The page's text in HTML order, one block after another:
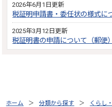
2026年6月1日更新
税証明申請書・委任状の様式に
2025年3月12日更新
税証明書の申請について（郵便）
ホーム 分類から探す くらし